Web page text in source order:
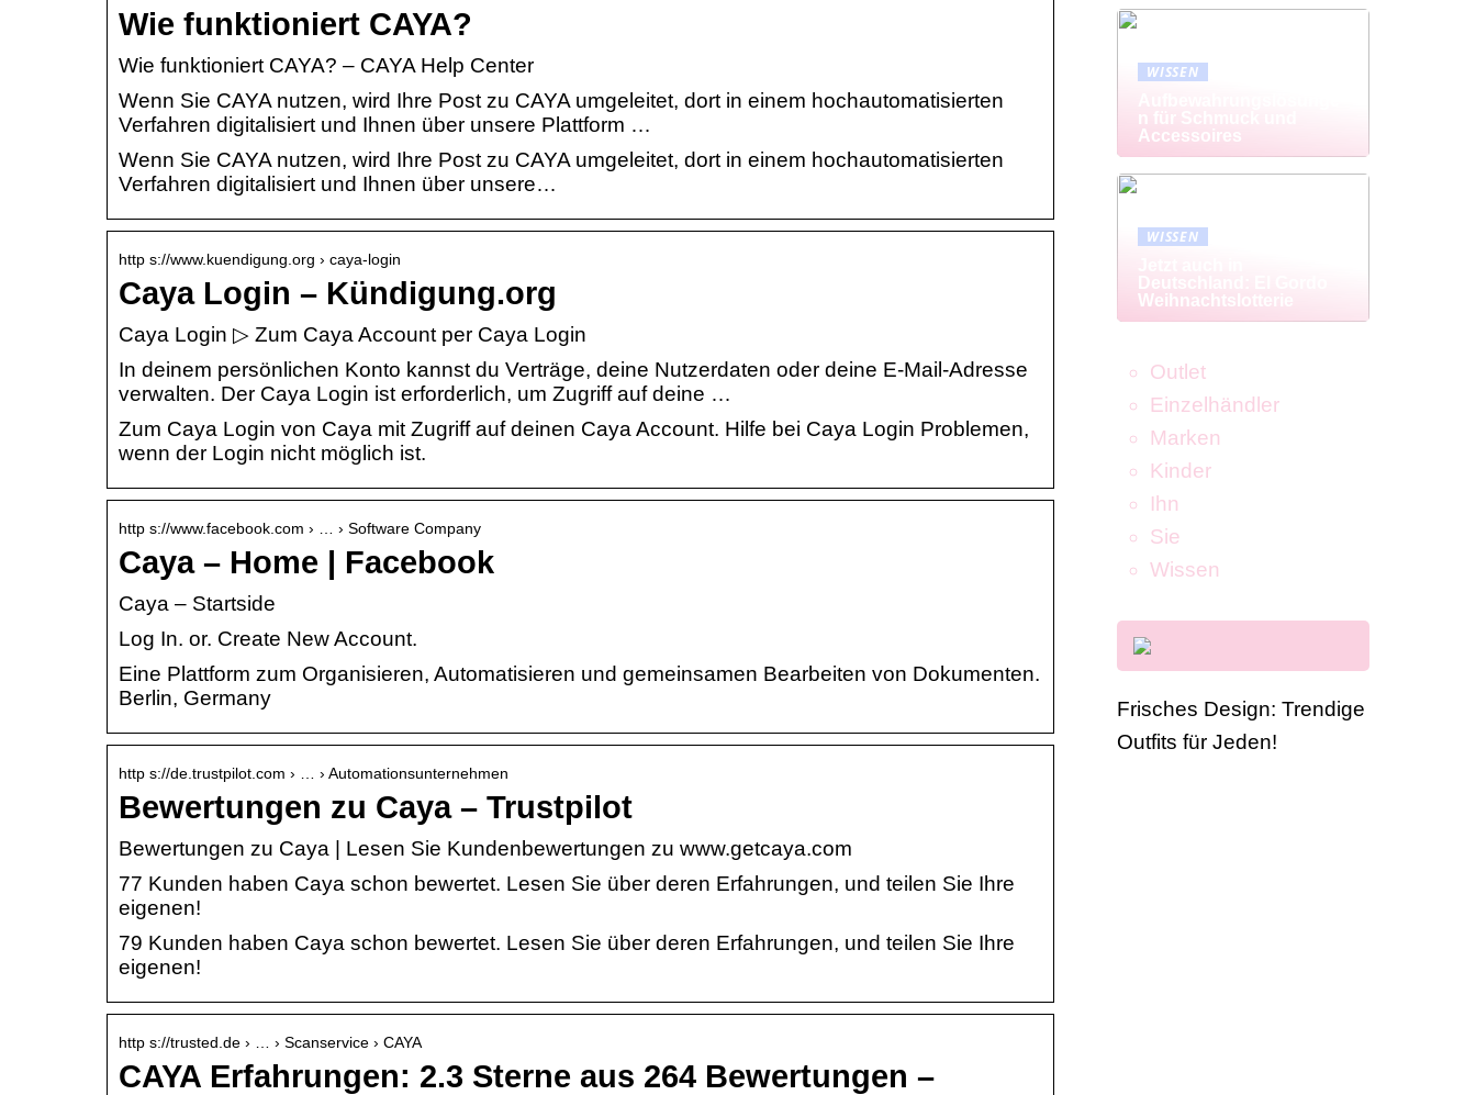
Wie funktioniert CAYA?
Wie funktioniert CAYA? – CAYA Help Center
Wenn Sie CAYA nutzen, wird Ihre Post zu CAYA umgeleitet, dort in einem hochautomatisierten
Verfahren digitalisiert und Ihnen über unsere Plattform …
Wenn Sie CAYA nutzen, wird Ihre Post zu CAYA umgeleitet, dort in einem hochautomatisierten
Verfahren digitalisiert und Ihnen über unsere…
http s://www.kuendigung.org › caya-login
Caya Login – Kündigung.org
Caya Login ▷ Zum Caya Account per Caya Login
In deinem persönlichen Konto kannst du Verträge, deine Nutzerdaten oder deine E-Mail-Adresse
verwalten. Der Caya Login ist erforderlich, um Zugriff auf deine …
Zum Caya Login von Caya mit Zugriff auf deinen Caya Account. Hilfe bei Caya Login Problemen,
wenn der Login nicht möglich ist.
http s://www.facebook.com › … › Software Company
Caya – Home | Facebook
Caya – Startside
Log In. or. Create New Account.
Eine Plattform zum Organisieren, Automatisieren und gemeinsamen Bearbeiten von Dokumenten.
Berlin, Germany
http s://de.trustpilot.com › … › Automationsunternehmen
Bewertungen zu Caya – Trustpilot
Bewertungen zu Caya | Lesen Sie Kundenbewertungen zu www.getcaya.com
77 Kunden haben Caya schon bewertet. Lesen Sie über deren Erfahrungen, und teilen Sie Ihre
eigenen!
79 Kunden haben Caya schon bewertet. Lesen Sie über deren Erfahrungen, und teilen Sie Ihre
eigenen!
http s://trusted.de › … › Scanservice › CAYA
CAYA Erfahrungen: 2.3 Sterne aus 264 Bewertungen –
WISSEN
n für Schmuck und
Accessoires
WISSEN
Deutschland: El Gordo
Weihnachtslotterie
Outlet
Einzelhändler
Marken
Kinder
Ihn
Sie
Wissen
Frisches Design: Trendige
Outfits für Jeden!